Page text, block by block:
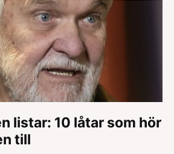
listar: 10 låtar som hör
till